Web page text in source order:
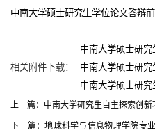
中南大学硕士研究生学位论文答辩
相关附件下载：
中南大学硕士研
中南大学硕士研
中南大学硕士研
上一篇： 中南大学研究生自主探索创
下一篇：地球科学与信息物理学院专